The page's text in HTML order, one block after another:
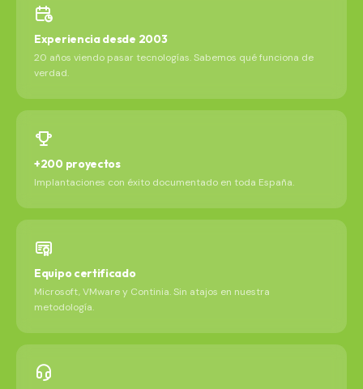
Experiencia desde 2003
20 años viendo pasar tecnologías. Sabemos qué funciona de
verdad.
+200 proyectos
Implantaciones con éxito documentado en toda España.
Equipo certificado
Microsoft, VMware y Continia. Sin atajos en nuestra
metodología.